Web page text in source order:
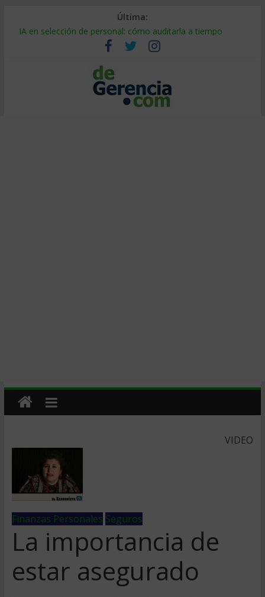
Última:
Despido silencioso: qué es y por qué sale tan caro
IA en selección de personal: cómo auditarla a tiempo
Trabajo forzoso en la cadena de suministro: qué hacer
Mercado hispano de EE. UU.: cómo segmentarlo y venderle
Stablecoins para empresas: cómo pagar y cobrar en 2026
VIDEO
Finanzas Personales Seguros
La importancia de
estar asegurado